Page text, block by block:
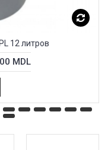
12 литров
MDL